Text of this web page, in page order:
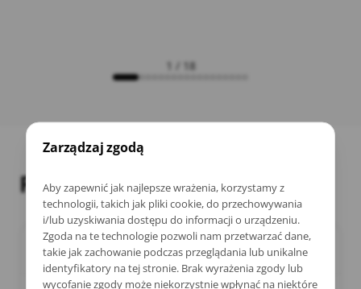
Zarządzaj zgodą
Aby zapewnić jak najlepsze wrażenia, korzystamy z
technologii, takich jak pliki cookie, do przechowywania
i/lub uzyskiwania dostępu do informacji o urządzeniu.
Zgoda na te technologie pozwoli nam przetwarzać dane,
takie jak zachowanie podczas przeglądania lub unikalne
identyfikatory na tej stronie. Brak wyrażenia zgody lub
wycofanie zgody może niekorzystnie wpłynąć na niektóre
1 / 18
FAQ
Czy wtyczka działa bez wersji darmowej?